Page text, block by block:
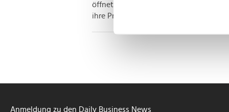
Erfahren Sie mehr darüber,
öffnet. Natürlich werden sich
ihre Produkte schmackhaft zu machen
Anmeldung zu den Daily Business News